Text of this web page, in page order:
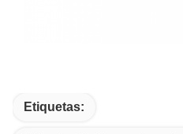
Etiquetas: